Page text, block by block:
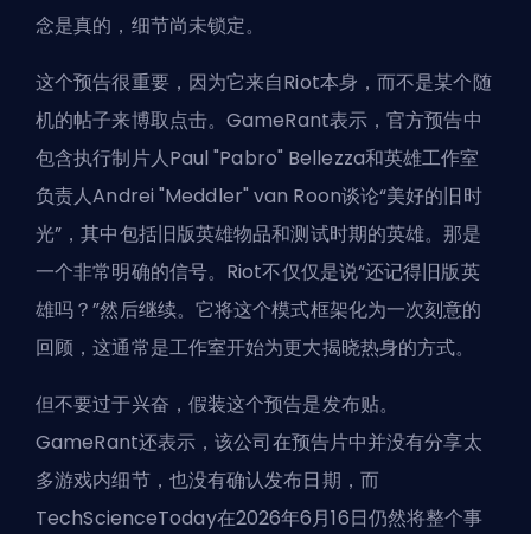
念是真的，细节尚未锁定。
这个预告很重要，因为它来自Riot本身，而不是某个随
机的帖子来博取点击。GameRant表示，官方预告中
包含执行制片人Paul "Pabro" Bellezza和英雄工作室
负责人Andrei "Meddler" van Roon谈论“美好的旧时
光”，其中包括旧版英雄物品和测试时期的英雄。那是
一个非常明确的信号。Riot不仅仅是说“还记得旧版英
雄吗？”然后继续。它将这个模式框架化为一次刻意的
回顾，这通常是工作室开始为更大揭晓热身的方式。
但不要过于兴奋，假装这个预告是发布贴。
GameRant还表示，该公司在预告片中并没有分享太
多游戏内细节，也没有确认发布日期，而
TechScienceToday在2026年6月16日仍然将整个事